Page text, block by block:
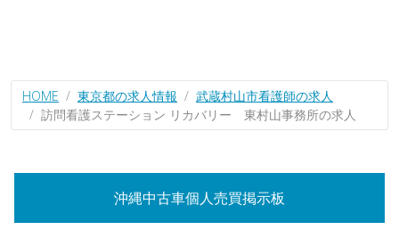
HOME 東京都の求人情報
武蔵村山市看護師の求人
訪問看護ステーション リカバリー 東村山事務所の求人
沖縄中古車個人売買掲示板